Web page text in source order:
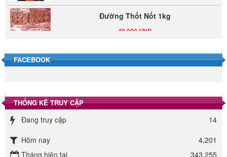
Đường Thốt Nốt 1kg
Đường phèn hạt Long An 500g
345.000 VND
295.000 VND
FACEBOOK
THỐNG KÊ TRUY CẬP
Đang truy cập
14
Hôm nay
4,201
Tháng hiện tại
343,255